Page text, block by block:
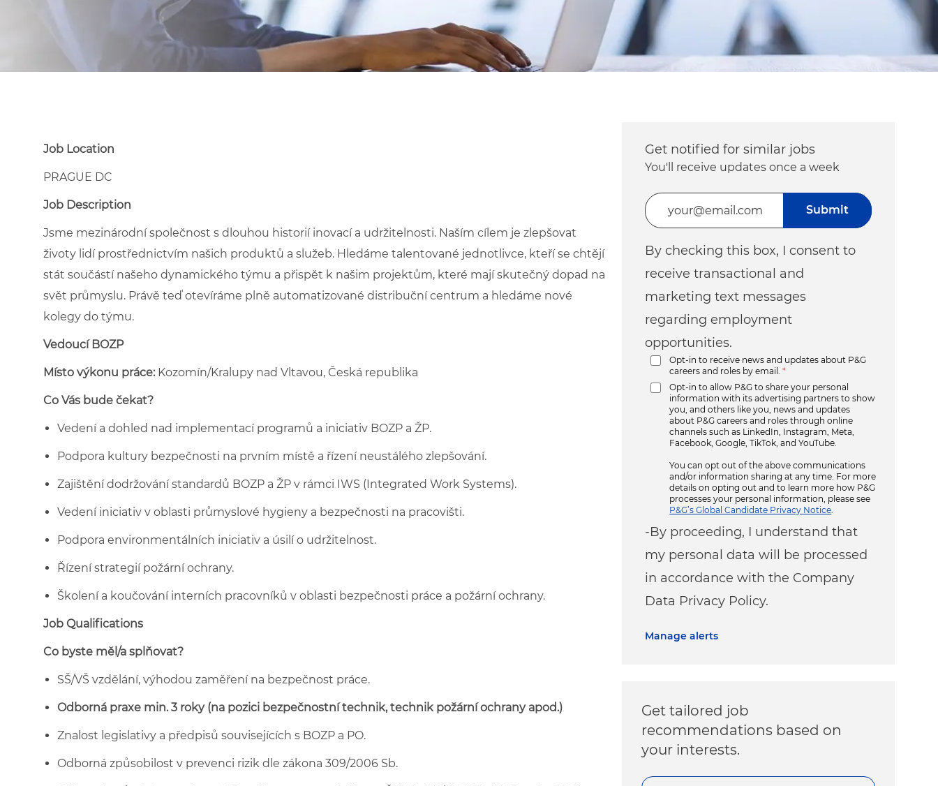
Job Location
PRAGUE DC
Job Description
Jsme mezinárodní společnost s dlouhou historií inovací a udržitelnosti. Naším cílem je zlepšovat
životy lidí prostřednictvím našich produktů a služeb. Hledáme talentované jednotlivce, kteří se chtějí
stát součástí našeho dynamického týmu a přispět k našim projektům, které mají skutečný dopad na
svět průmyslu. Právě teď otevíráme plně automatizované distribuční centrum a hledáme nové
kolegy do týmu.
Vedoucí BOZP
Místo výkonu práce:Kozomín/Kralupy nad Vltavou, Česká republika
Co Vás bude čekat?
Vedení a dohled nad implementací programů a iniciativ BOZP a ŽP.
Podpora kultury bezpečnosti na prvním místě a řízení neustálého zlepšování.
Zajištění dodržování standardů BOZP a ŽP v rámci IWS (Integrated Work Systems).
Vedení iniciativ v oblasti průmyslové hygieny a bezpečnosti na pracovišti.
Podpora environmentálních iniciativ a úsilí o udržitelnost.
Řízení strategií požární ochrany.
Školení a koučování interních pracovníků v oblasti bezpečnosti práce a požární ochrany.
Job Qualifications
Co byste měl/a splňovat?
SŠ/VŠ vzdělání, výhodou zaměření na bezpečnost práce.
Odborná praxe min. 3 roky (na pozici bezpečnostní technik, technik požární ochrany apod.)
Znalost legislativy a předpisů souvisejících s BOZP a PO.
Odborná způsobilost v prevenci rizik dle zákona 309/2006 Sb.
Get notified for similar jobs
You'll receive updates once a week
Enter Email address (Required)
By checking this box, I consent to
receive transactional and
marketing text messages
regarding employment
opportunities.
Opt-in to receive news and updates about P&G
careers and roles by email.
*
Opt-in to allow P&G to share your personal
information with its advertising partners to show
you, and others like you, news and updates
about P&G careers and roles through online
channels such as LinkedIn, Instagram, Meta,
Facebook, Google, TikTok, and YouTube.
You can opt out of the above communications
and/or information sharing at any time. For more
details on opting out and to learn more how P&G
processes your personal information, please see
P&G’s Global Candidate Privacy Notice
-By proceeding, I understand that
my personal data will be processed
in accordance with the Company
Data Privacy Policy.
Submit
Manage alerts
Get tailored job
recommendations based on
your interests.